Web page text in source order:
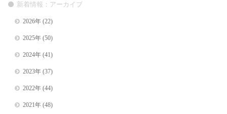
新着情報：アーカイブ
2026年(22)
2025年(50)
2024年(41)
2023年(37)
2022年(44)
2021年(48)